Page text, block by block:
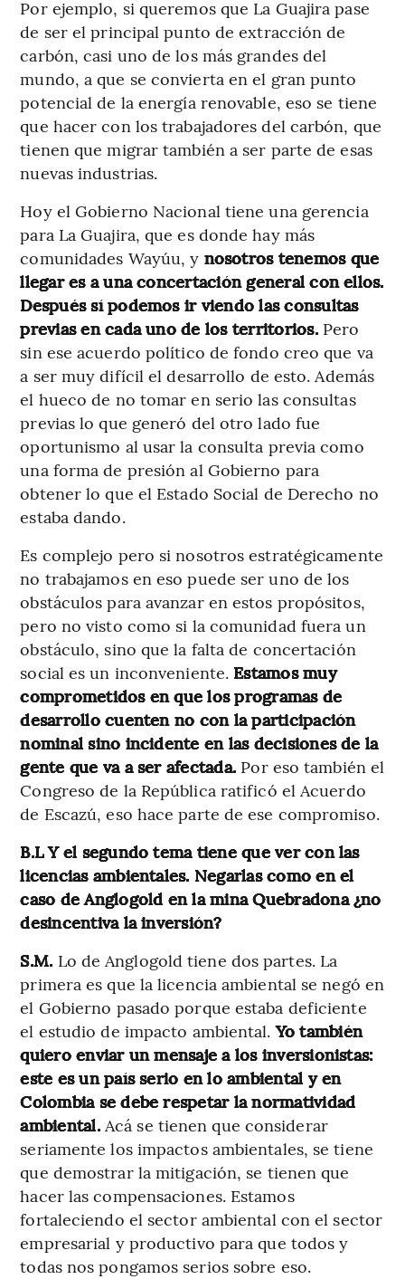
Por ejemplo, si queremos que La Guajira pase
de ser el principal punto de extracción de
carbón, casi uno de los más grandes del
mundo, a que se convierta en el gran punto
potencial de la energía renovable, eso se tiene
que hacer con los trabajadores del carbón, que
tienen que migrar también a ser parte de esas
nuevas industrias.
Hoy el Gobierno Nacional tiene una gerencia
para La Guajira, que es donde hay más
comunidades Wayúu, y nosotros tenemos que
llegar es a una concertación general con ellos.
Después sí podemos ir viendo las consultas
previas en cada uno de los territorios.Pero
sin ese acuerdo político de fondo creo que va
a ser muy difícil el desarrollo de esto. Además
el hueco de no tomar en serio las consultas
previas lo que generó del otro lado fue
oportunismo al usar la consulta previa como
una forma de presión al Gobierno para
obtener lo que el Estado Social de Derecho no
estaba dando.
Es complejo pero si nosotros estratégicamente
no trabajamos en eso puede ser uno de los
obstáculos para avanzar en estos propósitos,
pero no visto como si la comunidad fuera un
obstáculo, sino que la falta de concertación
social es un inconveniente. Estamos muy
comprometidos en que los programas de
desarrollo cuenten no con la participación
nominal sino incidente en las decisiones de la
gente que va a ser afectada. Por eso también el
Congreso de la República ratificó el Acuerdo
de Escazú, eso hace parte de ese compromiso.
B.L Y el segundo tema tiene que ver con las
licencias ambientales. Negarlas como en el
caso de Anglogold en la mina Quebradona ¿no
desincentiva la inversión?
S.M. Lo de Anglogold tiene dos partes. La
primera es que la licencia ambiental se negó en
el Gobierno pasado porque estaba deficiente
el estudio de impacto ambiental.Yo también
quiero enviar un mensaje a los inversionistas:
este es un país serio en lo ambiental y en
Colombia se debe respetar la normatividad
ambiental.Acá se tienen que considerar
seriamente los impactos ambientales, se tiene
que demostrar la mitigación, se tienen que
hacer las compensaciones. Estamos
fortaleciendo el sector ambiental con el sector
empresarial y productivo para que todos y
todas nos pongamos serios sobre eso.